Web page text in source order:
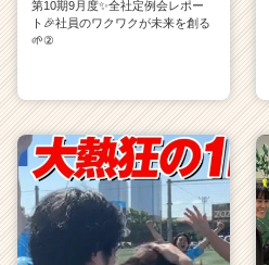
第10期9月度✨全社定例会レポー
ト🎉社員のワクワクが未来を創る
🌱②